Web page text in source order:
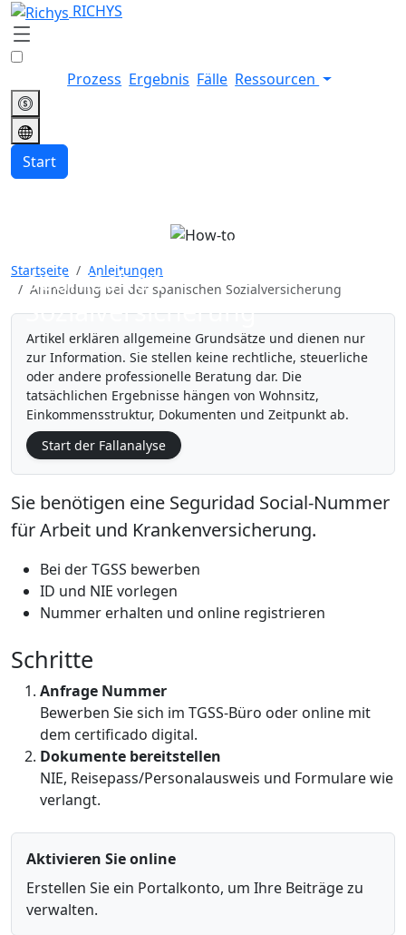
RICHYS
Prozess Ergebnis Fälle Ressourcen
Start
Anmeldung bei der
spanischen
Sozialversicherung
Startseite
Anleitungen
Anmeldung bei der spanischen Sozialversicherung
Artikel erklären allgemeine Grundsätze und dienen nur
zur Information. Sie stellen keine rechtliche, steuerliche
oder andere professionelle Beratung dar. Die
tatsächlichen Ergebnisse hängen von Wohnsitz,
Einkommensstruktur, Dokumenten und Zeitpunkt ab.
Start der Fallanalyse
Sie benötigen eine Seguridad Social-Nummer
für Arbeit und Krankenversicherung.
Bei der TGSS bewerben
ID und NIE vorlegen
Nummer erhalten und online registrieren
Schritte
Anfrage Nummer
Bewerben Sie sich im TGSS-Büro oder online mit
dem certificado digital.
Dokumente bereitstellen
NIE, Reisepass/Personalausweis und Formulare wie
verlangt.
Aktivieren Sie online
Erstellen Sie ein Portalkonto, um Ihre Beiträge zu
verwalten.